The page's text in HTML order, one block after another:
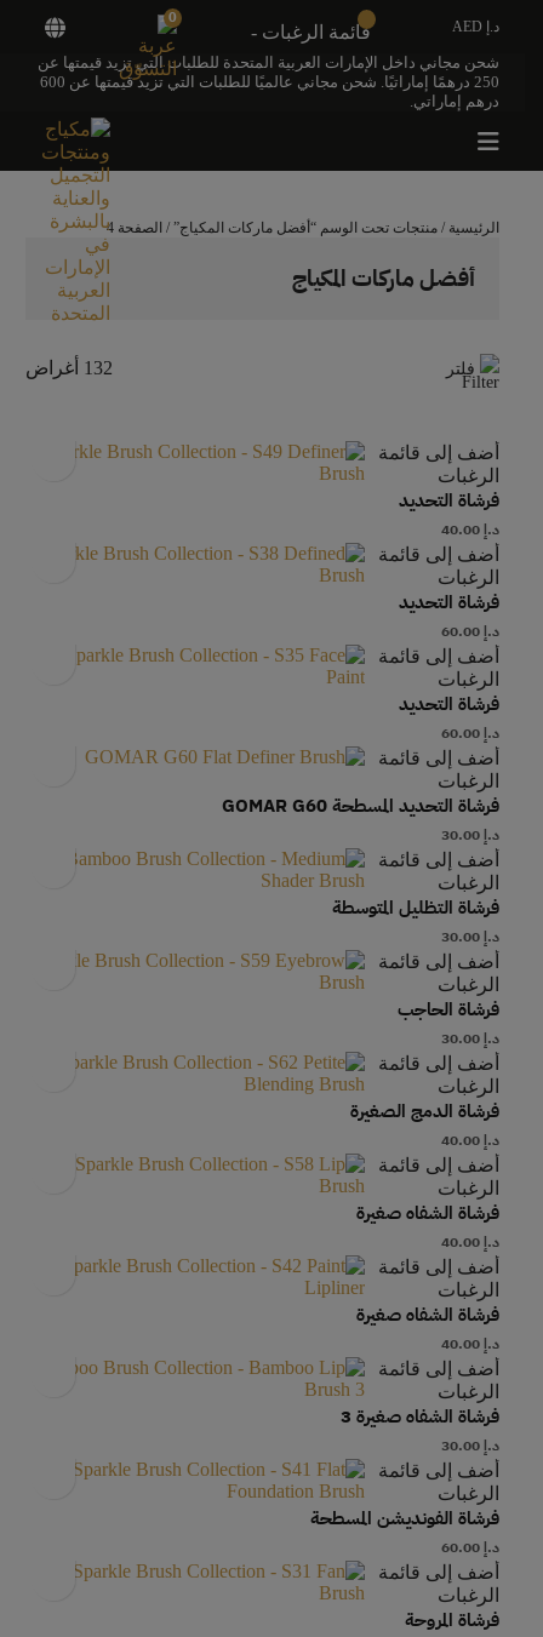
شحن مجاني داخل الإمارات العربية المتحدة للطلبات التي تزيد قيمتها عن
250 درهمًا إماراتيًا. شحن مجاني عالميًا للطلبات التي تزيد قيمتها عن 600
درهم إماراتي.
الرئيسية / منتجات تحت الوسم “أفضل ماركات المكياج”/ الصفحة 4
أفضل ماركات المكياج
فلتر 132 أغراض
أضف إلى قائمة
الرغبات
فرشاة التحديد
د.إ40.00
أضف إلى قائمة
الرغبات
فرشاة التحديد
د.إ60.00
أضف إلى قائمة
الرغبات
فرشاة التحديد
د.إ60.00
أضف إلى قائمة
الرغبات
فرشاة التحديد المسطحة GOMAR G60
د.إ30.00
أضف إلى قائمة
الرغبات
فرشاة التظليل المتوسطة
د.إ30.00
أضف إلى قائمة
الرغبات
فرشاة الحاجب
د.إ30.00
أضف إلى قائمة
الرغبات
فرشاة الدمج الصغيرة
د.إ40.00
أضف إلى قائمة
الرغبات
فرشاة الشفاه صغيرة
د.إ40.00
أضف إلى قائمة
الرغبات
فرشاة الشفاه صغيرة
د.إ40.00
أضف إلى قائمة
الرغبات
فرشاة الشفاه صغيرة 3
د.إ30.00
أضف إلى قائمة
الرغبات
فرشاة الفونديشن المسطحة
د.إ60.00
أضف إلى قائمة
الرغبات
فرشاة المروحة
د.إ AED قائمة الرغبات -
0